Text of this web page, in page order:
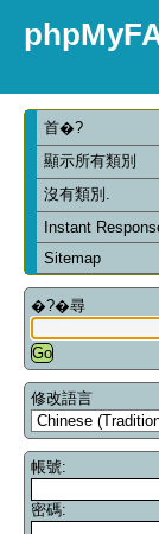
首�?
顯示所有類別
沒有類別.
Instant
Sitemap
�?�尋
修改語言
帳號:
密碼: